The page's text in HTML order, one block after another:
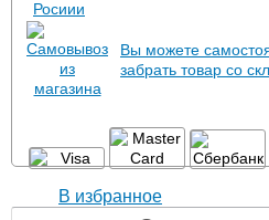
Вы можете
забрать товар со
В избранное